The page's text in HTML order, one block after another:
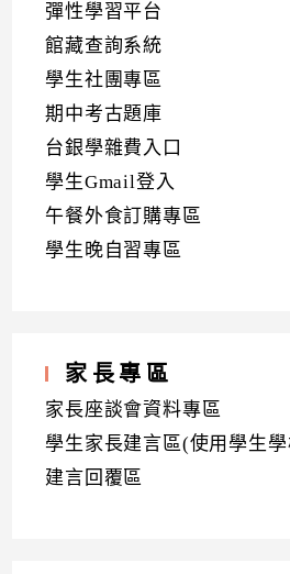
彈性學習平台
館藏查詢系統
學生社團專區
期中考古題庫
台銀學雜費入口
學生Gmail登入
午餐外食訂購專區
學生晚自習專區
家長專區
家長座談會資料專區
學生家長建言區(使用學生
建言回覆區